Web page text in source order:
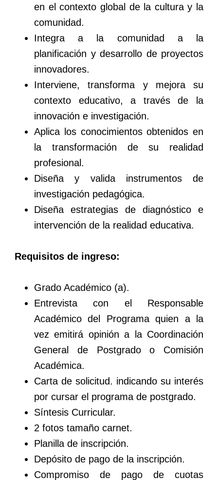
en el contexto global de la cultura y la
comunidad.
Integra a la comunidad a la
planificación y desarrollo de proyectos
innovadores.
Interviene, transforma y mejora su
contexto educativo, a través de la
innovación e investigación.
Aplica los conocimientos obtenidos en
la transformación de su realidad
profesional.
Diseña y valida instrumentos de
investigación pedagógica.
Diseña estrategias de diagnóstico e
intervención de la realidad educativa.
Requisitos de ingreso:
Grado Académico (a).
Entrevista con el Responsable
Académico del Programa quien a la
vez emitirá opinión a la Coordinación
General de Postgrado o Comisión
Académica.
Carta de solicitud. indicando su interés
por cursar el programa de postgrado.
Síntesis Curricular.
2 fotos tamaño carnet.
Planilla de inscripción.
Depósito de pago de la inscripción.
Compromiso de pago de cuotas